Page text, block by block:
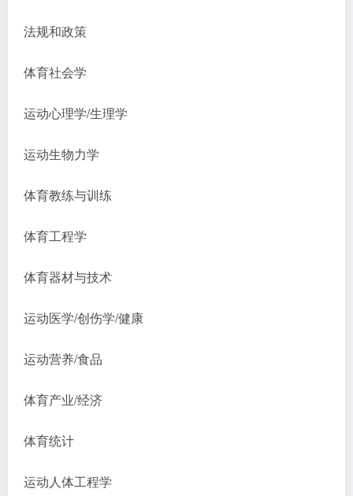
法规和政策
体育社会学
运动心理学/生理学
运动生物力学
体育教练与训练
体育工程学
体育器材与技术
运动医学/创伤学/健康
运动营养/食品
体育产业/经济
体育统计
运动人体工程学